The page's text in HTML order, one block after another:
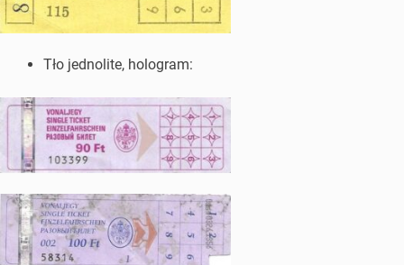
Tło jednolite, hologram: